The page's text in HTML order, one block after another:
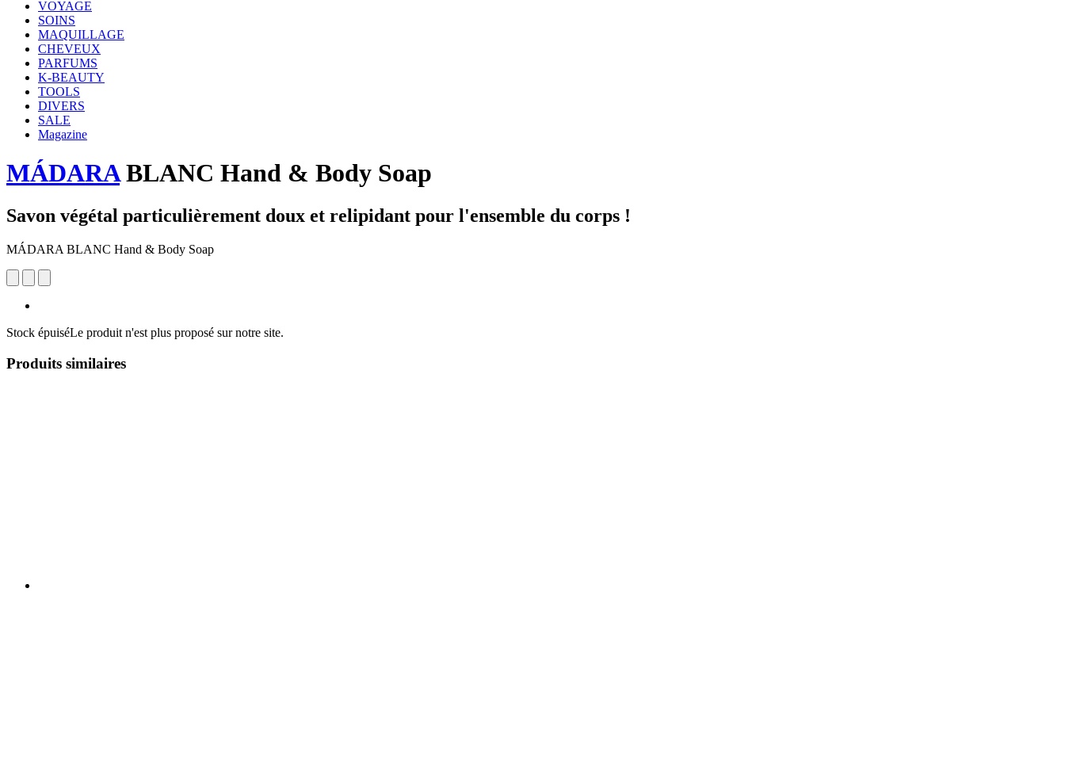
VOYAGE
SOINS
MAQUILLAGE
CHEVEUX
PARFUMS
K-BEAUTY
TOOLS
DIVERS
SALE
Magazine
MÁDARABLANC Hand & Body Soap
Savon végétal particulièrement doux et relipidant pour l'ensemble du corps !
MÁDARA BLANC Hand & Body Soap
Stock épuiséLe produit n'est plus proposé sur notre site.
Produits similaires